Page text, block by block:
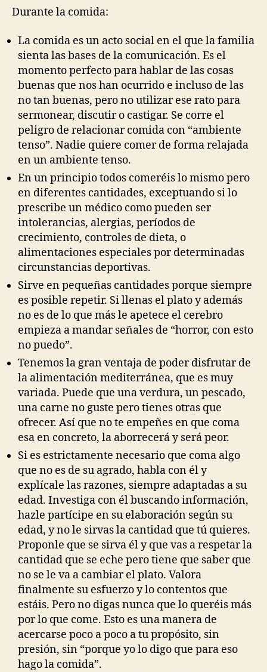
Durante la comida:
La comida es un acto social en el que la familia
sienta las bases de la comunicación. Es el
momento perfecto para hablar de las cosas
buenas que nos han ocurrido e incluso de las
no tan buenas, pero no utilizar ese rato para
sermonear, discutir o castigar. Se corre el
peligro de relacionar comida con “ambiente
tenso”. Nadie quiere comer de forma relajada
en un ambiente tenso.
En un principio todos comeréis lo mismo pero
en diferentes cantidades, exceptuando si lo
prescribe un médico como pueden ser
intolerancias, alergias, períodos de
crecimiento, controles de dieta, o
alimentaciones especiales por determinadas
circunstancias deportivas.
Sirve en pequeñas cantidades porque siempre
es posible repetir. Si llenas el plato y además
no es de lo que más le apetece el cerebro
empieza a mandar señales de “horror, con esto
no puedo”.
Tenemos la gran ventaja de poder disfrutar de
la alimentación mediterránea, que es muy
variada. Puede que una verdura, un pescado,
una carne no guste pero tienes otras que
ofrecer. Así que no te empeñes en que coma
esa en concreto, la aborrecerá y será peor.
Si es estrictamente necesario que coma algo
que no es de su agrado, habla con él y
explícale las razones, siempre adaptadas a su
edad. Investiga con él buscando información,
hazle partícipe en su elaboración según su
edad, y no le sirvas la cantidad que tú quieres.
Proponle que se sirva él y que vas a respetar la
cantidad que se eche pero tiene que saber que
no se le va a cambiar el plato. Valora
finalmente su esfuerzo y lo contentos que
estáis. Pero no digas nunca que lo queréis más
por lo que come. Esto es una manera de
acercarse poco a poco a tu propósito, sin
presión, sin “porque yo lo digo que para eso
hago la comida”.